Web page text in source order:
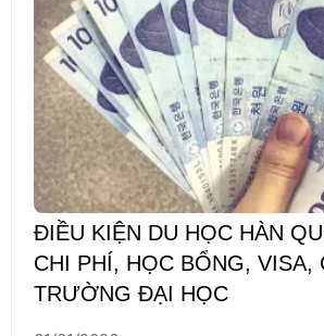
ĐIỀU KIỆN DU HỌC HÀN
CHI PHÍ, HỌC BỔNG, VISA,
TRƯỜNG ĐẠI HỌC